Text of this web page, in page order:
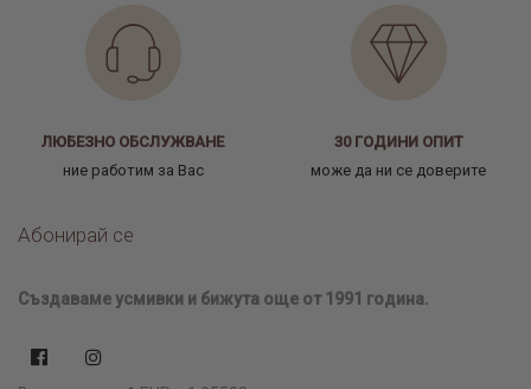
ЛЮБЕЗНО ОБСЛУЖВАНЕ
ние работим за Вас
30 ГОДИНИ ОПИТ
може да ни се доверите
Абонирай се
Създаваме усмивки и бижута още от 1991 година.